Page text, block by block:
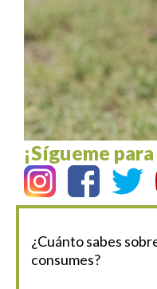
¡Sígueme
¿Cuánto sabes
consumes?